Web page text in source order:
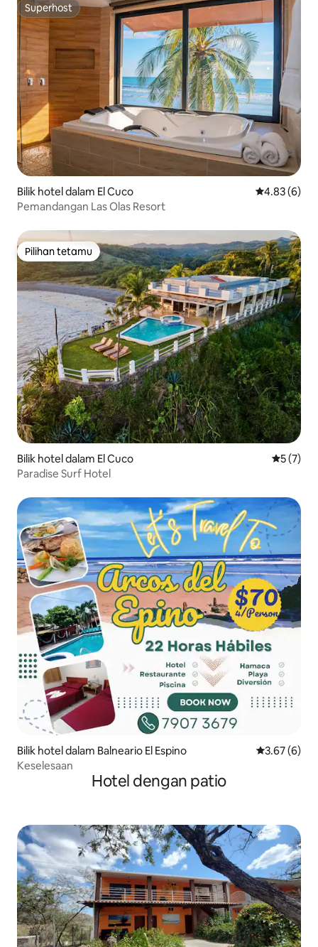
Superhost
Superhost
Bilik hotel dalam El Cuco Penarafan
4.83 (6)
Pemandangan Las Olas Resort
Pilihan tetamu
Pilihan tetamu
Bilik hotel dalam El Cuco
5 (7)
Paradise Surf Hotel
Bilik hotel dalam Balneario El Espino Penarafan
3.67 (6)
Keselesaan
Hotel dengan patio